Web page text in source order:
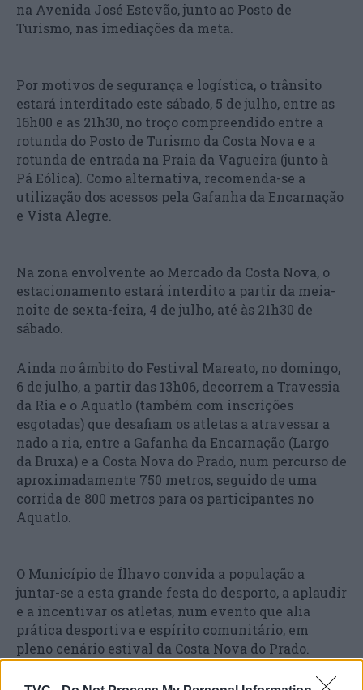
na Avenida José Estevão, junto ao Posto de
Turismo, nas imediações da meta.
Por motivos de segurança e logística, o trânsito
estará interditado este sábado, 5 de julho, entre as
16h00 e as 21h30, no troço compreendido entre a
rotunda do Posto de Turismo da Costa Nova e a
rotunda de entrada na Praia da Vagueira (junto à
Pá Eólica). Como alternativa, recomenda-se a
utilização dos acessos pela Gafanha da Encarnação
e Vista Alegre.
Na zona envolvente ao Mercado da Costa Nova, o
estacionamento estará interdito a partir da meia-
noite de sexta-feira, 4 de julho, até às 21h30 de
sábado.
Ainda no âmbito do Festival Mareato, no domingo,
6 de julho, a partir das 13h06, decorrem a Travessia
da Ria e o Aquatlo (também com inscrições
esgotadas) que desafiam os atletas a atravessar a
nado a ria, entre a Gafanha da Encarnação (Largo
da Bruxa) e a Costa Nova do Prado, num percurso de
aproximadamente 750 metros, seguido de uma
corrida de 800 metros para os participantes no
Aquatlo.
O Município de Ílhavo convida a população a
juntar-se a esta grande festa do desporto, a aplaudir
e a incentivar os atletas, num evento que alia
prática desportiva e espírito comunitário, em
pleno cenário estival da Costa Nova do Prado.